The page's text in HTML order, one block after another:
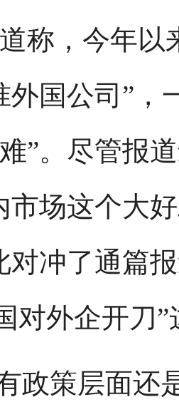
称，今年以
外国公司”，
”。尽管报
市场这个大
对冲了通篇
对外企开刀
政策层面还